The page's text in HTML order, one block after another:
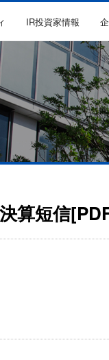
IR投資家情報
算短信